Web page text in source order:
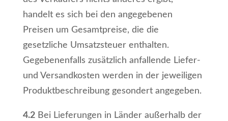
handelt es sich bei den angegebenen
Preisen um Gesamtpreise, die die
gesetzliche Umsatzsteuer enthalten.
Gegebenenfalls zusätzlich anfallende Liefer-
und Versandkosten werden in der jeweiligen
Produktbeschreibung gesondert angegeben.
4.2Bei Lieferungen in Länder außerhalb der